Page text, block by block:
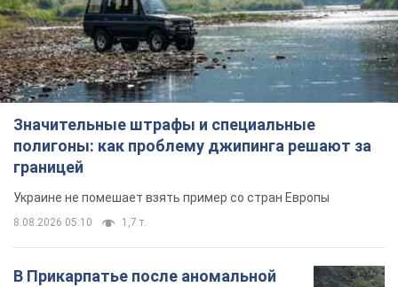
Значительные штрафы и специальные
полигоны: как проблему джипинга решают за
границей
Украине не помешает взять пример со стран Европы
8.08.2026 05:10 1,7 т.
В Прикарпатье после аномальной